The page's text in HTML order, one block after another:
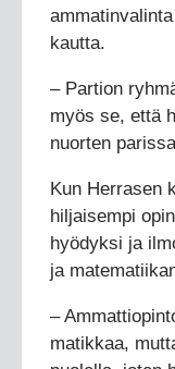
kautta.
– Partion
myös se, että
nuorten
Kun Herrasen
hiljaisempi
hyödyksi ja
ja
–
matikkaa,